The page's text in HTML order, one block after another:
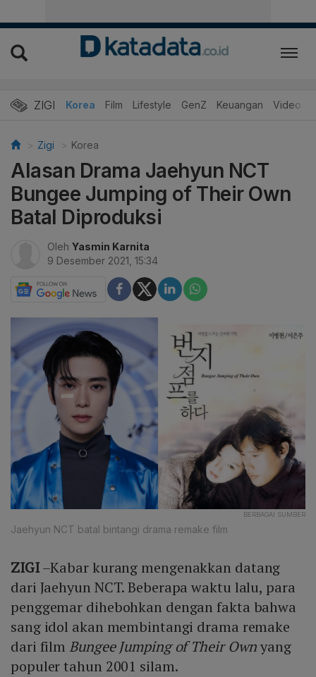
ZIGI
Hits Korea Film Lifestyle GenZ Keuangan Video
Zigi Korea
Alasan Drama Jaehyun NCT
Bungee Jumping of Their Own
Batal Diproduksi
Oleh Yasmin Karnita
9 Desember 2021, 15:34
BERBAGAI SUMBER
Jaehyun NCT batal bintangi drama remake film
ZIGI–Kabar kurang mengenakkan datang
dari Jaehyun NCT. Beberapa waktu lalu, para
penggemar dihebohkan dengan fakta bahwa
sang idol akan membintangi drama remake
dari film Bungee Jumping of Their Ownyang
populer tahun 2001 silam.